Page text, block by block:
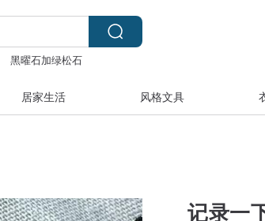
黑曜石加绿松石
居家生活 风格文具
记录一